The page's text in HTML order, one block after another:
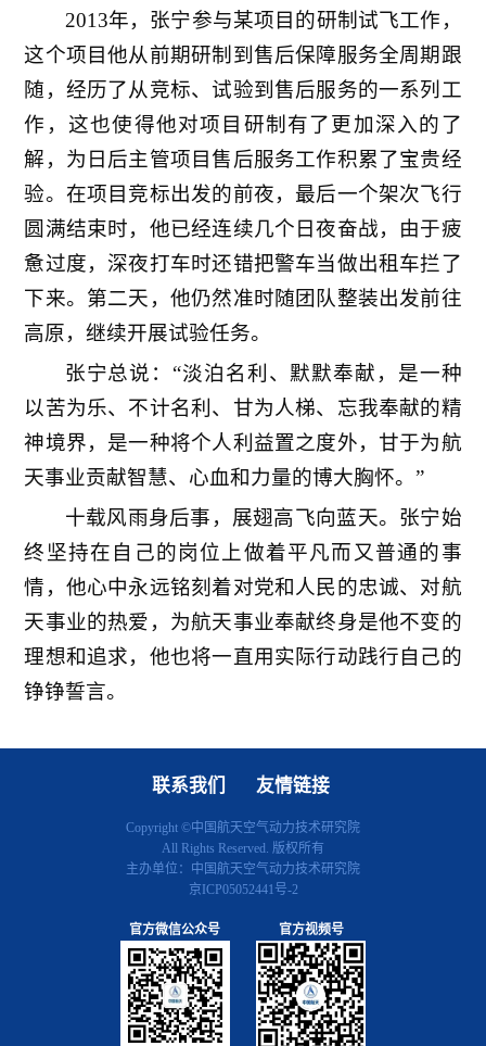
2013年，张宁参与某项目的研制试飞工作，
这个项目他从前期研制到售后保障服务全周期跟
随，经历了从竞标、试验到售后服务的一系列工
作，这也使得他对项目研制有了更加深入的了
解，为日后主管项目售后服务工作积累了宝贵经
验。在项目竞标出发的前夜，最后一个架次飞行
圆满结束时，他已经连续几个日夜奋战，由于疲
惫过度，深夜打车时还错把警车当做出租车拦了
下来。第二天，他仍然准时随团队整装出发前往
高原，继续开展试验任务。
张宁总说：“淡泊名利、默默奉献，是一种
以苦为乐、不计名利、甘为人梯、忘我奉献的精
神境界，是一种将个人利益置之度外，甘于为航
天事业贡献智慧、心血和力量的博大胸怀。”
十载风雨身后事，展翅高飞向蓝天。张宁始
终坚持在自己的岗位上做着平凡而又普通的事
情，他心中永远铭刻着对党和人民的忠诚、对航
天事业的热爱，为航天事业奉献终身是他不变的
理想和追求，他也将一直用实际行动践行自己的
铮铮誓言。
联系我们 友情链接
Copyright ©中国航天空气动力技术研究院
All Rights Reserved. 版权所有
主办单位：中国航天空气动力技术研究院
京ICP05052441号-2
官方微信公众号 官方视频号